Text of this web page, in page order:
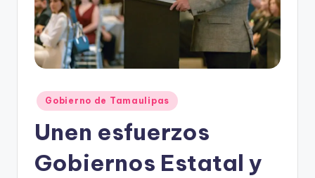
Publicado
en
Gobierno de Tamaulipas
Unen esfuerzos
Gobiernos Estatal y